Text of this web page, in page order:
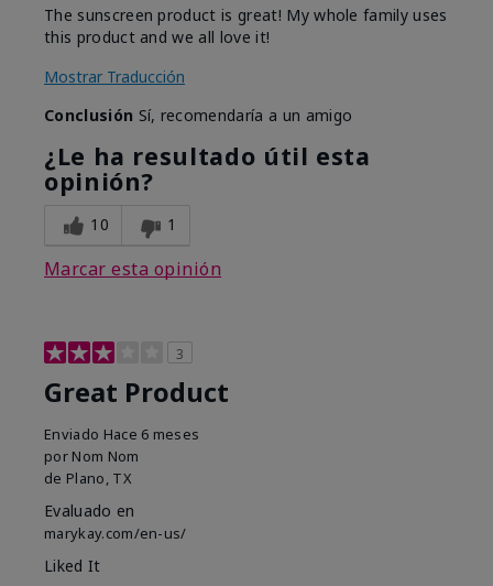
The sunscreen product is great! My whole family uses
this product and we all love it!
Mostrar Traducción
Conclusión Sí, recomendaría a un amigo
¿Le ha resultado útil esta
opinión?
10 1
Marcar esta opinión
3
Great Product
Enviado Hace 6 meses
por Nom Nom
de Plano, TX
Evaluado en
marykay.com/en-us/
Liked It